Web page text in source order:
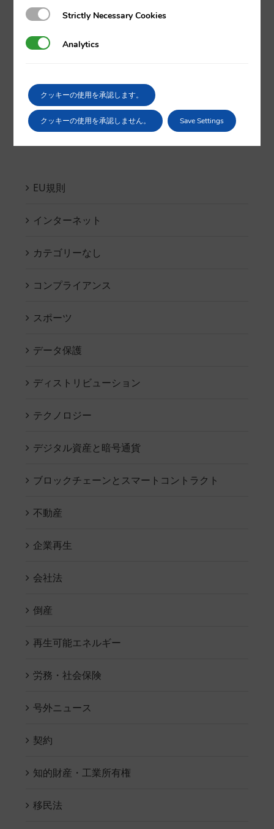
Search
for:
EU規則
インターネット
カテゴリーなし
コンプライアンス
スポーツ
データ保護
ディストリビューション
テクノロジー
デジタル資産と暗号通貨
ブロックチェーンとスマートコントラクト
不動産
企業再生
会社法
倒産
再生可能エネルギー
労務・社会保険
号外ニュース
契約
知的財産・工業所有権
移民法
Strictly Necessary Cookies
Strictly Necessary Cookies
AnalyticsAnalytics
クッキーの使用を承認します。
クッキーの使用を承認しません。 Save Settings